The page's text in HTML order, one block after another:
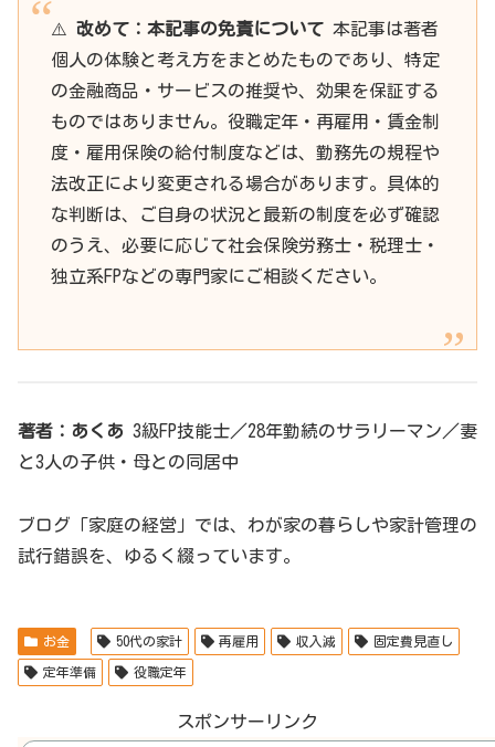
⚠️ 改めて：本記事の免責について本記事は著者
個人の体験と考え方をまとめたものであり、特定
の金融商品・サービスの推奨や、効果を保証する
ものではありません。役職定年・再雇用・賃金制
度・雇用保険の給付制度などは、勤務先の規程や
法改正により変更される場合があります。具体的
な判断は、ご自身の状況と最新の制度を必ず確認
のうえ、必要に応じて社会保険労務士・税理士・
独立系FPなどの専門家にご相談ください。
著者：あくあ 3級FP技能士／28年勤続のサラリーマン／妻
と3人の子供・母との同居中
ブログ「家庭の経営」では、わが家の暮らしや家計管理の
試行錯誤を、ゆるく綴っています。
お金 50代の家計 再雇用 収入減 固定費見直し
定年準備 役職定年
スポンサーリンク